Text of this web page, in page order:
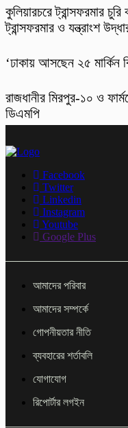
কুলিয়ারচরে ট্রান্সফরমার
ট্রান্সফরমার ও যন্ত্রাংশ
‘ঢাকায় আসছেন ২৫ মার্কিন
রাজধানীর মিরপুর-১০ ও
ডিএমপি
Facebook
Twitter
Linkedin
Instagram
Youtube
Google Plus
আমাদের পরিবার
আমাদের সম্পর্কে
গোপনীয়তার নীতি
ব্যবহারের শর্তাবলি
যোগাযোগ
রিপোর্টার লগইন